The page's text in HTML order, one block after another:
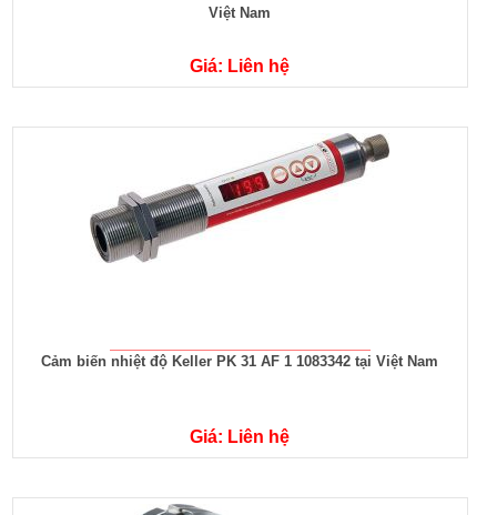
Việt Nam
Giá: Liên hệ
Cảm biến nhiệt độ Keller PK 31 AF 1 1083342 tại Việt Nam
Giá: Liên hệ